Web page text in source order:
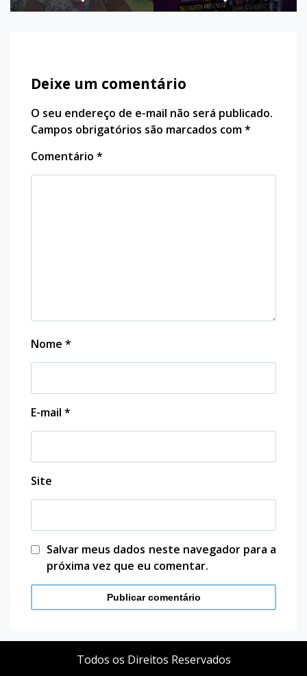
Deixe um comentário
O seu endereço de e-mail não será publicado.
Campos obrigatórios são marcados com*
Comentário *
Nome *
E-mail *
Site
Salvar meus dados neste navegador para a
próxima vez que eu comentar.
Todos os Direitos Reservados